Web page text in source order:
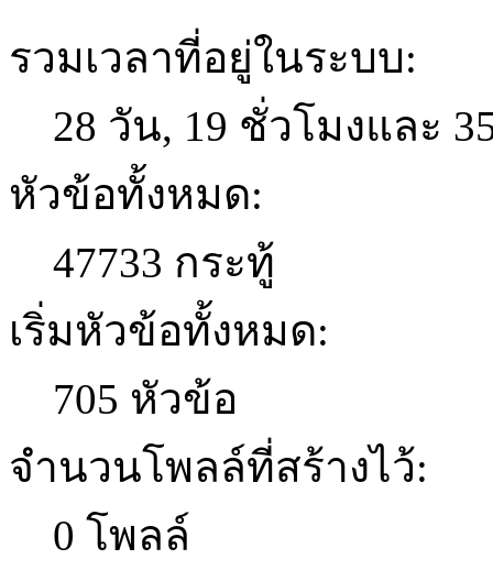
รวมเวลาที่อยู่ในระบบ:
28 วัน, 19 ชั่วโมงและ
หัวข้อทั้งหมด:
47733 กระทู้
เริ่มหัวข้อทั้งหมด:
705 หัวข้อ
จำนวนโพลล์ที่สร้างไว้:
0 โพลล์